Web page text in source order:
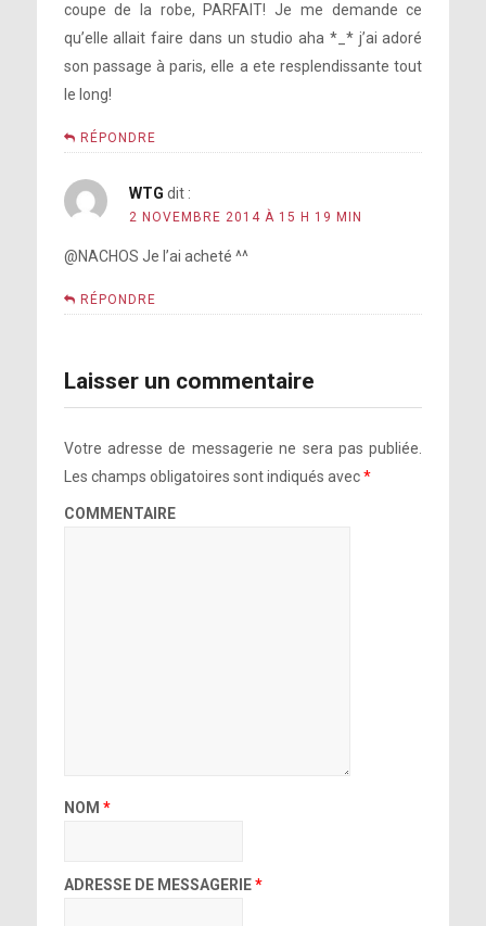
coupe de la robe, PARFAIT! Je me demande ce
qu’elle allait faire dans un studio aha *_* j’ai adoré
son passage à paris, elle a ete resplendissante tout
le long!
RÉPONDRE
WTG dit :
2 NOVEMBRE 2014 À 15 H 19 MIN
@NACHOS Je l’ai acheté ^^
RÉPONDRE
Laisser un commentaire
Votre adresse de messagerie ne sera pas publiée.
Les champs obligatoires sont indiqués avec*
COMMENTAIRE
NOM *
ADRESSE DE MESSAGERIE*